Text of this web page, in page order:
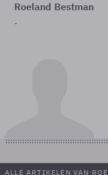
Roeland Bestman
-
ALLE ARTIKELEN VAN